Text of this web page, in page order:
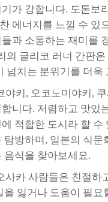
가 강합니다. 도톤보
에너지를 느낄 수 있
과 소통하는 재미를
의 글리코 러너 간판
넘치는 분위기를 더욱
야키, 오코노미야키,
니다. 저렴하고 맛있
적합한 도시라 할 수
탐방하며, 일본의 식문
음식을 찾아보세요.
사카 사람들은 친절하
을 잃거나 도움이 필요